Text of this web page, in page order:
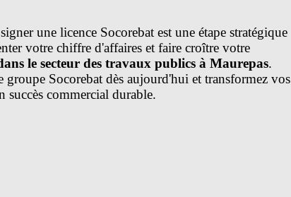
pour
une licence Socorebat est une étape stratégique
votre chiffre d'affaires et faire croître votre
le secteur des travaux publics à Maurepas.
groupe Socorebat dès aujourd'hui et transformez vos
succès commercial durable.